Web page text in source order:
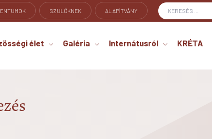
SZÜLŐKNEK ALAPÍTVÁNY
élet Galéria Internátusról KRÉTA